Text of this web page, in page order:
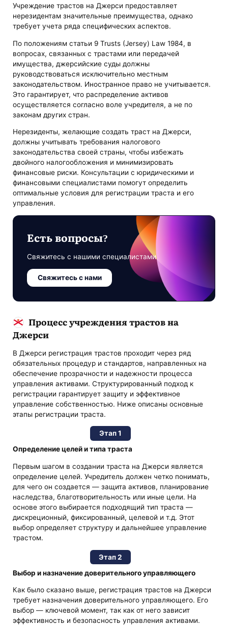
Учреждение трастов на Джерси предоставляет
нерезидентам значительные преимущества, однако
требует учета ряда специфических аспектов.
По положениям статьи 9 Trusts (Jersey) Law 1984, в
вопросах, связанных с трастами или передачей
имущества, джерсийские суды должны
руководствоваться исключительно местным
законодательством. Иностранное право не учитывается.
Это гарантирует, что распределение активов
осуществляется согласно воле учредителя, а не по
законам других стран.
Нерезиденты, желающие создать траст на Джерси,
должны учитывать требования налогового
законодательства своей страны, чтобы избежать
двойного налогообложения и минимизировать
финансовые риски. Консультации с юридическими и
финансовыми специалистами помогут определить
оптимальные условия для регистрации траста и его
управления.
Есть вопросы?
Свяжитесь с нашими специалистами
Свяжитесь с нами
Процесс учреждения трастов на
Джерси
В Джерси регистрация трастов проходит через ряд
обязательных процедур и стандартов, направленных на
обеспечение прозрачности и надежности процесса
управления активами. Структурированный подход к
регистрации гарантирует защиту и эффективное
управление собственностью. Ниже описаны основные
этапы регистрации траста.
Этап 1
Определение целей и типа траста
Первым шагом в создании траста на Джерси является
определение целей. Учредитель должен четко понимать,
для чего он создается — защита активов, планирование
наследства, благотворительность или иные цели. На
основе этого выбирается подходящий тип траста —
дискреционный, фиксированный, целевой и т.д. Этот
выбор определяет структуру и дальнейшее управление
трастом.
Этап 2
Выбор и назначение доверительного управляющего
Как было сказано выше, регистрация трастов на Джерси
требует назначения доверительного управляющего. Его
выбор — ключевой момент, так как от него зависит
эффективность и безопасность управления активами.